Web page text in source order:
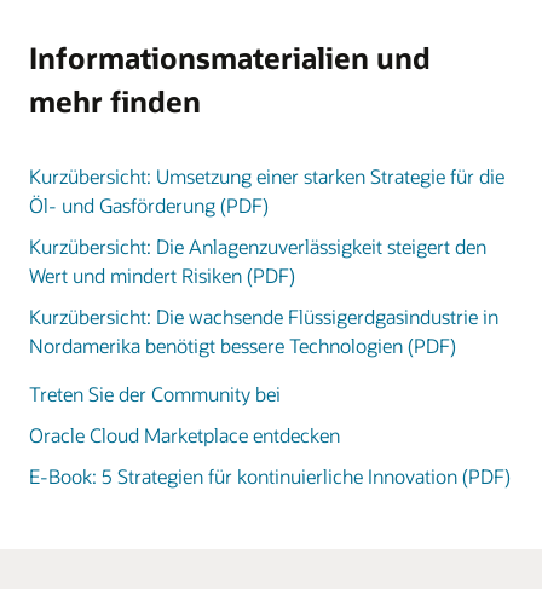
Informationsmaterialien und
mehr finden
Kurzübersicht: Umsetzung einer starken Strategie für die
Öl- und Gasförderung (PDF)
Kurzübersicht: Die Anlagenzuverlässigkeit steigert den
Wert und mindert Risiken (PDF)
Kurzübersicht: Die wachsende Flüssigerdgasindustrie in
Nordamerika benötigt bessere Technologien (PDF)
Treten Sie der Community bei
Oracle Cloud Marketplace entdecken
E-Book: 5 Strategien für kontinuierliche Innovation (PDF)